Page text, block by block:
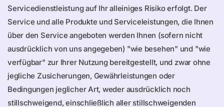
Servicedienstleistung auf Ihr alleiniges Risiko erfolgt. Der
Service und alle Produkte und Serviceleistungen, die Ihnen
über den Service angeboten werden Ihnen (sofern nicht
ausdrücklich von uns angegeben) "wie besehen" und "wie
verfügbar" zur Ihrer Nutzung bereitgestellt, und zwar ohne
jegliche Zusicherungen, Gewährleistungen oder
Bedingungen jeglicher Art, weder ausdrücklich noch
stillschweigend, einschließlich aller stillschweigenden